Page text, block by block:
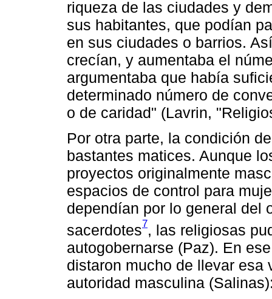
riqueza de las ciudades y
sus habitantes, que podían
en sus ciudades o barrios.
crecían, y aumentaba el
argumentaba que había
determinado número de
o de caridad" (Lavrin,
Por otra parte, la condición
bastantes matices. Aunque
proyectos originalmente
espacios de control para
dependían por lo general del
sacerdotes7, las religiosas
autogobernarse (Paz). En
distaron mucho de llevar esa
autoridad masculina